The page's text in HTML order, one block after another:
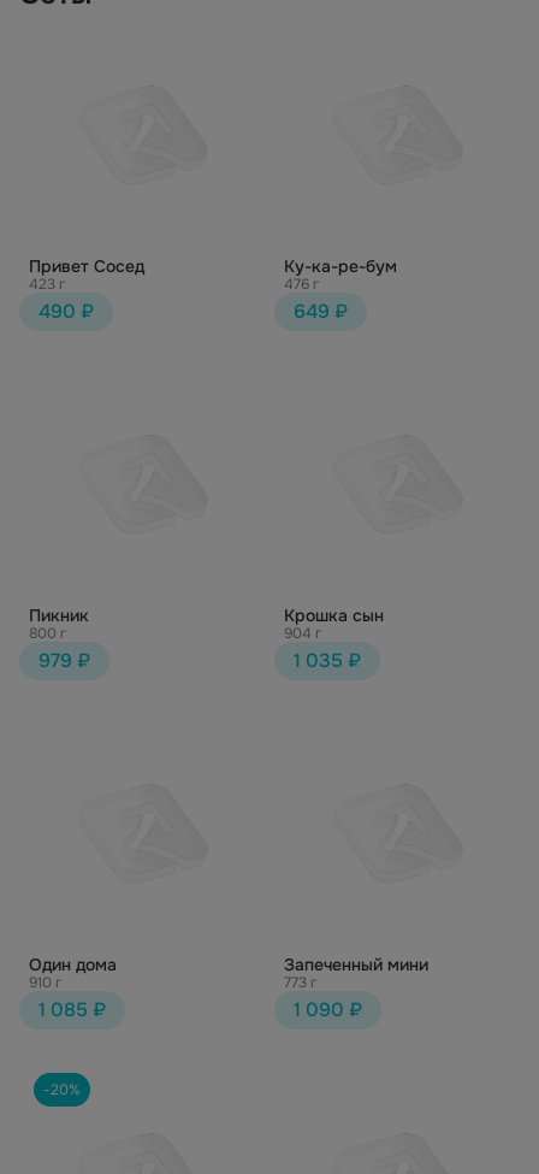
Привет Сосед
423 г
490 ₽
Ку-ка-ре-бум
476 г
649 ₽
Пикник
800 г
979 ₽
Крошка сын
904 г
1 035 ₽
Один дома
910 г
1 085 ₽
Запеченный мини
773 г
1 090 ₽
-20%